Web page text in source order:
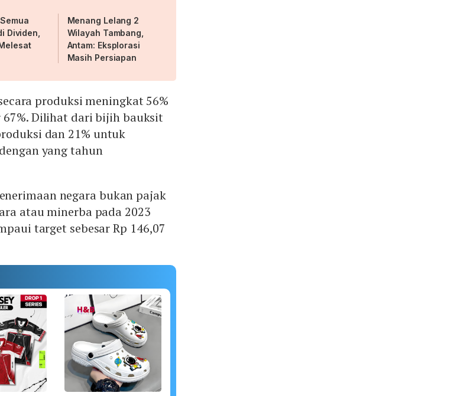
Dividen,
Menang Lelang 2
Wilayah Tambang,
Antam: Eksplorasi
Masih Persiapan
produksi meningkat 56%
67%. Dilihat dari bijih bauksit
dan 21% untuk
yang tahun
negara bukan pajak
atau minerba pada 2023
target sebesar Rp 146,07